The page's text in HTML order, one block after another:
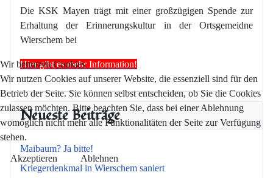
Die KSK Mayen trägt mit einer großzügigen Spende zur
Erhaltung der Erinnerungskultur in der Ortsgemeidne
Wierschem bei
Hier gibt es mehr Information!
Neueste Beiträge
Maibaum? Ja bitte!
Kriegerdenkmal in Wierschem saniert
Wir benutzen Cookies
Wir nutzen Cookies auf unserer Website, die essenziell sind für den
Betrieb der Seite. Sie können selbst entscheiden, ob Sie die Cookies
zulassen möchten. Bitte beachten Sie, dass bei einer Ablehnung
womöglich nicht mehr alle Funktionalitäten der Seite zur Verfügung
stehen.
Akzeptieren Ablehnen